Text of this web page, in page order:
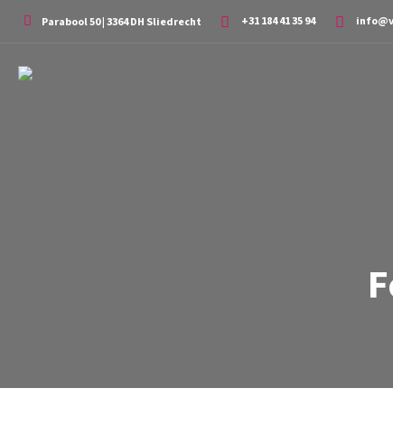
Parabool 50 | 3364 DH Sliedrecht +31 184 41 35 94